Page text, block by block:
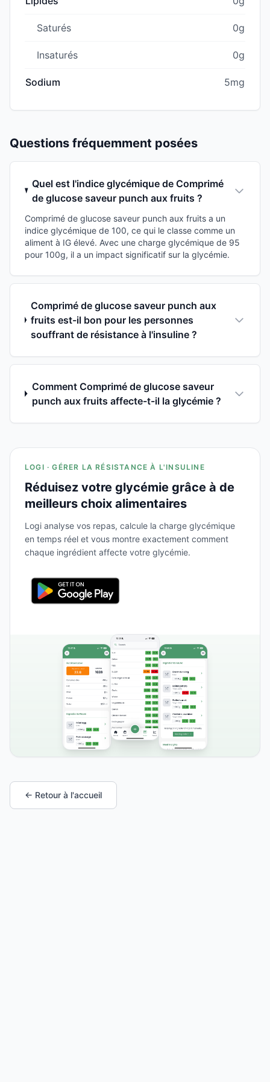
Saturés 0g
Insaturés 0g
Sodium 5mg
Questions fréquemment posées
Quel est l'indice glycémique de Comprimé
de glucose saveur punch aux fruits ?
Comprimé de glucose saveur punch aux fruits a un
indice glycémique de 100, ce qui le classe comme un
aliment à IG élevé. Avec une charge glycémique de 95
pour 100g, il a un impact significatif sur la glycémie.
Comprimé de glucose saveur punch aux
fruits est-il bon pour les personnes
souffrant de résistance à l'insuline ?
Comment Comprimé de glucose saveur
punch aux fruits affecte-t-il la glycémie ?
LOGI · GÉRER LA RÉSISTANCE À L'INSULINE
Réduisez votre glycémie grâce à de
meilleurs choix alimentaires
Logi analyse vos repas, calcule la charge glycémique
en temps réel et vous montre exactement comment
chaque ingrédient affecte votre glycémie.
← Retour à l'accueil